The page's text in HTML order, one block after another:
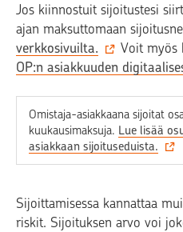
Jos kiinnostuit sijoitustesi
ajan maksuttomaan
verkkosivuilta.
Voit myös
OP:n asiakkuuden
Omistaja-asiakkaana sijoitat
kuukausimaksuja. Lue lisää
asiakkaan sijoituseduista.
Sijoittamisessa kannattaa
riskit. Sijoituksen arvo voi